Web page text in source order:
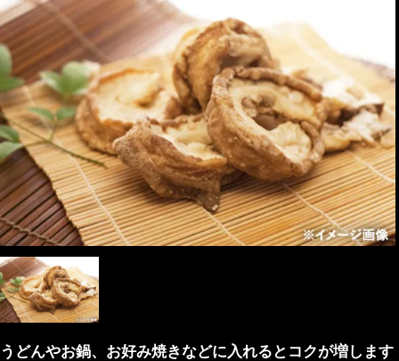
うどんやお鍋、お好み焼きなどに入れるとコクが増します